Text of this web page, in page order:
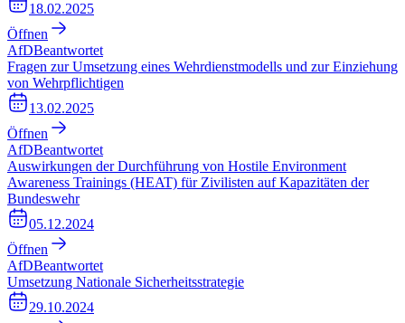
18.02.2025
Öffnen
AfDBeantwortet
Fragen zur Umsetzung eines Wehrdienstmodells und zur Einziehung
von Wehrpflichtigen
13.02.2025
Öffnen
AfDBeantwortet
Auswirkungen der Durchführung von Hostile Environment
Awareness Trainings (HEAT) für Zivilisten auf Kapazitäten der
Bundeswehr
05.12.2024
Öffnen
AfDBeantwortet
Umsetzung Nationale Sicherheitsstrategie
29.10.2024